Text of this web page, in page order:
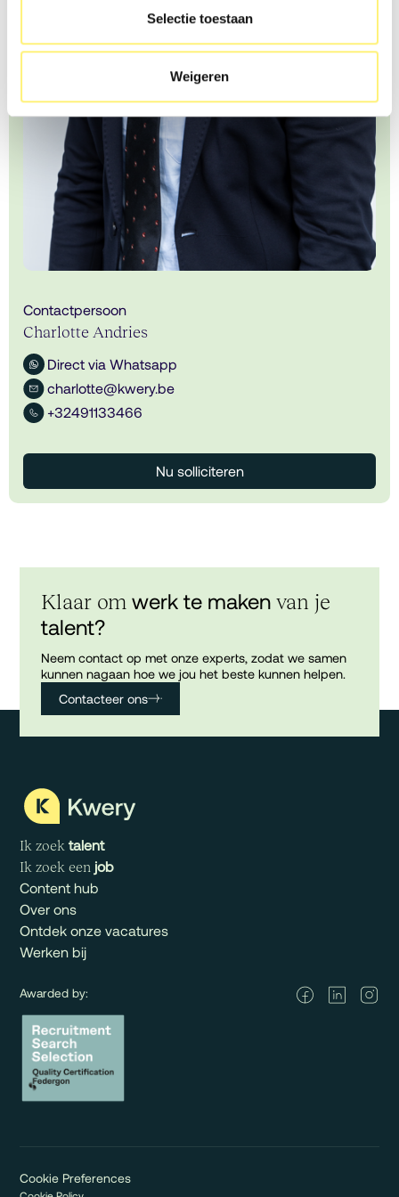
Selectie toestaan
Weigeren
Contactpersoon
Charlotte Andries
Direct via Whatsapp
charlotte@kwery.be
+32491133466
Nu solliciteren
Klaar om werk te makenvan je
talent?
Neem contact op met onze experts, zodat we samen
kunnen nagaan hoe we jou het beste kunnen helpen.
Contacteer ons
Ik zoek talent
Ik zoek een job
Content hub
Over ons
Ontdek onze vacatures
Werken bij
Awarded by:
Cookie Preferences